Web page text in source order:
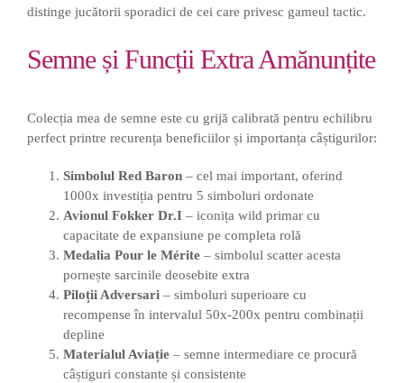
distinge jucătorii sporadici de cei care privesc gameul tactic.
Semne și Funcții Extra Amănunțite
Colecția mea de semne este cu grijă calibrată pentru echilibru
perfect printre recurența beneficiilor și importanța câștigurilor:
Simbolul Red Baron– cel mai important, oferind
1000x investiția pentru 5 simboluri ordonate
Avionul Fokker Dr.I– iconița wild primar cu
capacitate de expansiune pe completa rolă
Medalia Pour le Mérite– simbolul scatter acesta
pornește sarcinile deosebite extra
Piloții Adversari– simboluri superioare cu
recompense în intervalul 50x-200x pentru combinații
depline
Materialul Aviație– semne intermediare ce procură
câștiguri constante și consistente